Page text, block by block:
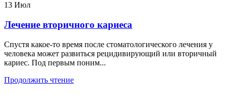
13 Июл
Лечение вторичного кариеса
Спустя какое-то время после стоматологического лечения у
человека может развиться рецидивирующий или вторичный
кариес. Под первым поним...
Продолжить чтение